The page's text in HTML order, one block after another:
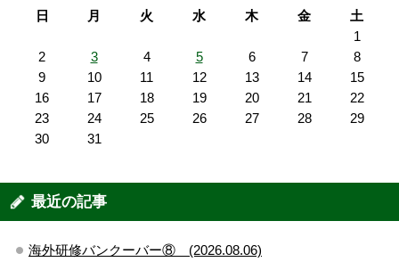
日
月 火 水 木 金
土
1
2
3 4 5 6 7
8
9
10 11 12 13 14
15
16
17 18 19 20 21
22
23
24 25 26 27 28
29
30
31
最近の記事
海外研修バンクーバー⑧ (2026.08.06)